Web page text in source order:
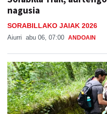
nagusia
SORABILLAKO JAIAK 2026
Aiurri abu 06, 07:00 ANDOAIN